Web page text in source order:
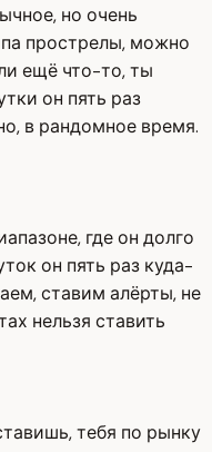
но очень
прострелы, можно
ещё что-то, ты
он пять раз
в рандомное время.
где он долго
он пять раз куда-
ставим алёрты, не
нельзя ставить
тебя по рынку